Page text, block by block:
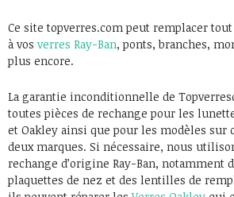
Ce site topverres.com peut remplacer
à vos verres Ray-Ban, ponts, branches,
plus encore.
La garantie inconditionnelle de
toutes pièces de rechange pour les
et Oakley ainsi que pour les modèles sur
deux marques. Si nécessaire, nous
rechange d’origine Ray-Ban, notamment
plaquettes de nez et des lentilles de